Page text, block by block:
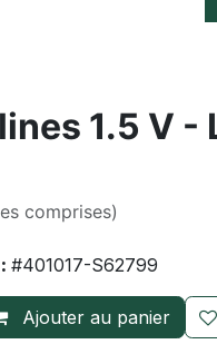
1.5 V -
comprises)
#401017-S62799
Ajouter au panier